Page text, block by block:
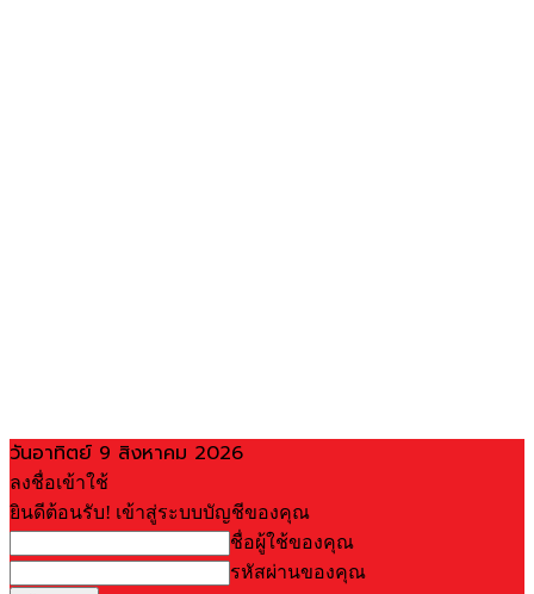
วันอาทิตย์ 9 สิงหาคม 2026
ลงชื่อเข้าใช้
ยินดีต้อนรับ! เข้าสู่ระบบบัญชีของคุณ
ชื่อผู้ใช้ของคุณ
รหัสผ่านของคุณ